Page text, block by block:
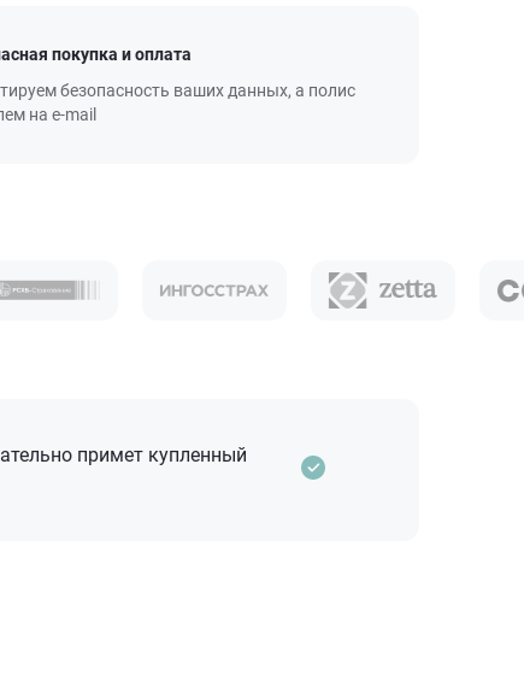
покупка и оплата
безопасность ваших данных, а полис
на e-mail
примет купленный